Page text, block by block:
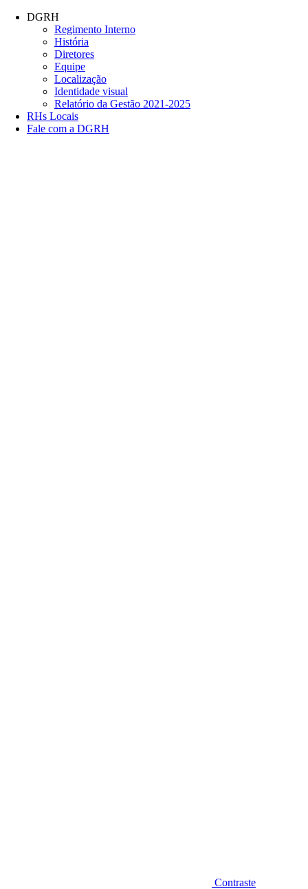
Conteúdo principal
DGRH
Regimento Interno
História
Diretores
Equipe
Localização
Identidade visual
Relatório da Gestão 2021-2025
RHs Locais
Fale com a DGRH
Contraste